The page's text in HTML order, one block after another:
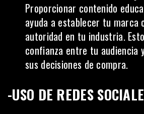
Proporcionar contenido
ayuda a establecer tu marca
autoridad en tu industria.
confianza entre tu audiencia
sus decisiones de compra.
-USO DE REDES